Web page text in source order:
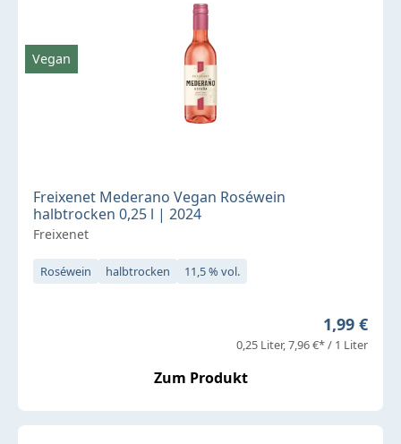
Freixenet Mederano Vegan Roséwein
halbtrocken 0,25 l | 2024
Freixenet
Roséwein halbtrocken 11,5 % vol.
Regulärer
1,99 €
0,25 Liter 7,96 €* / 1 Liter
Zum Produkt
Vegan